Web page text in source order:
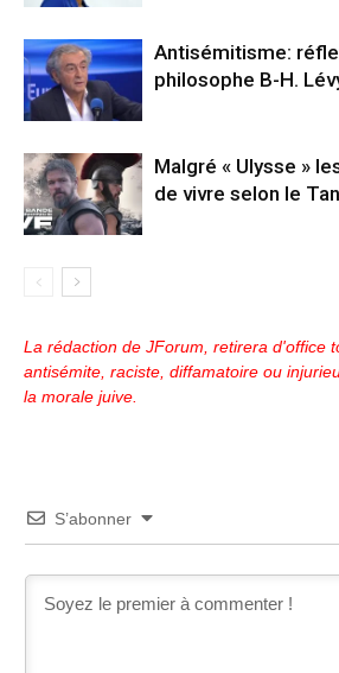
Antisémitisme:
philosophe B-H.
Malgré « Ulysse »
de vivre selon le
La rédaction de JForum, retirera d'office
antisémite, raciste, diffamatoire ou
la morale juive.
S’abonner